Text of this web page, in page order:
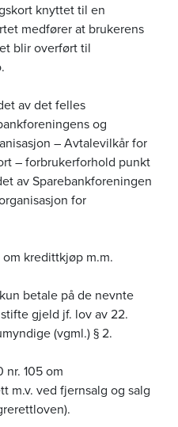
knyttet til en
medfører at brukerens
blir overført til
av det felles
og
– Avtalevilkår for
– forbrukerforhold punkt
av Sparebankforeningen
for
om kredittkjøp m.m.
betale på de nevnte
gjeld jf. lov av 22.
(vgml.) § 2.
105 om
m.v. ved fjernsalg og salg